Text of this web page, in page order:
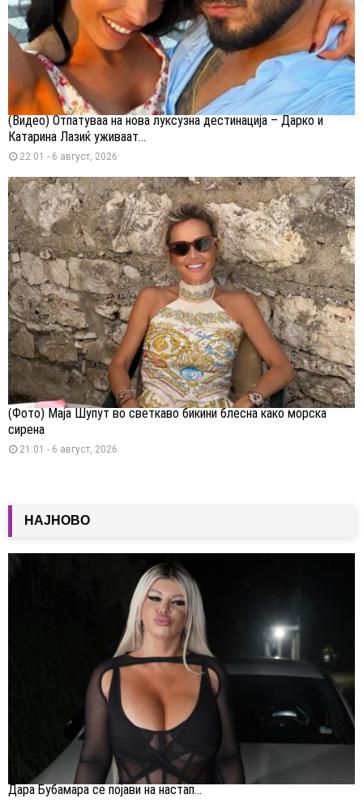
(Видео) Отпатуваа на нова луксузна дестинација – Дарко и
Катарина Лазиќ уживаат...
22:01 - 6 август, 2026
(Фото) Маја Шупут во светкаво бикини блесна како морска
сирена
21:01 - 6 август, 2026
НАЈНОВО
Дара Бубамара се појави на настап...